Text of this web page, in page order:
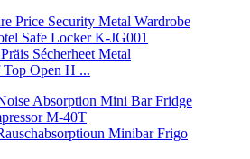
Sécherheet Metal
Top Open H ...
Minibar Frigo